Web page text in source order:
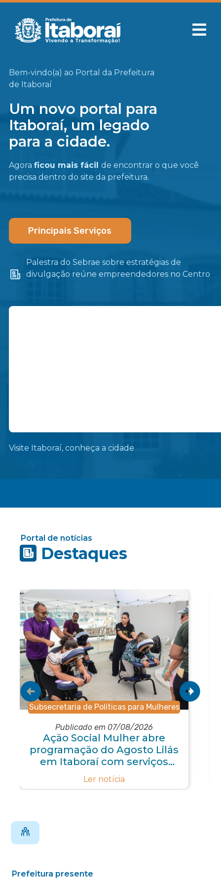
Bem-vindo(a) ao Portal da Prefeitura
de Itaboraí
Um novo portal para
Itaboraí, um legado
para a cidade.
Agora ficou mais fácil de encontrar o que você
precisa dentro do site da prefeitura.
Principais Serviços
Palestra do Sebrae sobre estratégias de
divulgação reúne empreendedores no Centro
Visite Itaboraí, conheça a cidade
Portal de notícias
Destaques
Subsecretaria de Políticas para Mulheres
Publicado em 07/08/2026
Ação Social Mulher abre
programação do Agosto Lilás
em Itaboraí com serviços
gratuitos e orientações
Ler notícia
Prefeitura presente